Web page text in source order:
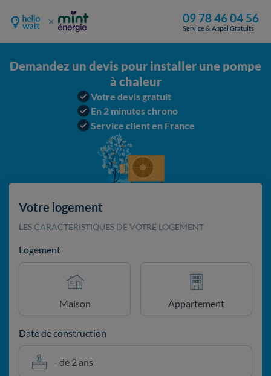
09 78 46 04 56
Service & Appel Gratuits
Demandez un devis pour installer une pompe
à chaleur
Votre devis gratuit
En 2 minutes chrono
Service client en France
Votre logement
LES CARACTÉRISTIQUES DE VOTRE LOGEMENT
Logement
Maison Appartement
Date de construction
- de 2 ans